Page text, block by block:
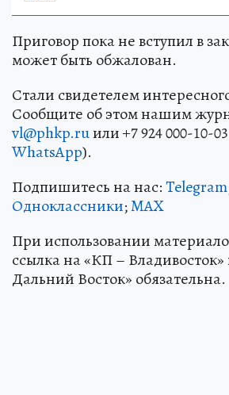
Приговор пока не вступил в
может быть обжалован.
Стали свидетелем
Сообщите об этом нашим
vl@phkp.ruили +7 924 000-10-
WhatsApp).
Подпишитесь на нас:Telegram
Одноклассники;MAX
При использовании
ссылка на «КП –
Дальний Восток» обязательна.